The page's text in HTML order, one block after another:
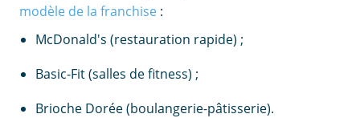
modèle de la franchise :
McDonald's (restauration rapide) ;
Basic-Fit (salles de fitness) ;
Brioche Dorée (boulangerie-pâtisserie).